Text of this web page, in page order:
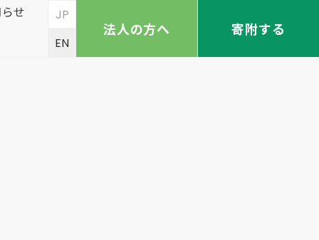
せ
JP
EN
法人の方へ 寄附する